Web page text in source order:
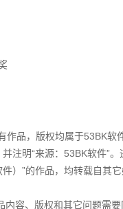
作品，版权均属于53BK
注明“来源：53BK软件”
）”的作品，均转载自其
容、版权和其它问题需要